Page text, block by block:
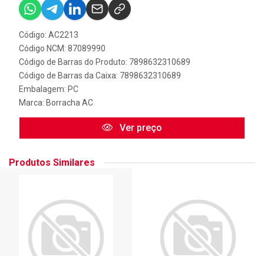
Código: AC2213
Código NCM: 87089990
Código de Barras do Produto: 7898632310689
Código de Barras da Caixa: 7898632310689
Embalagem: PC
Marca: Borracha AC
Ver preço
Produtos Similares